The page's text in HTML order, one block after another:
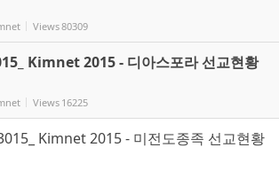
Views80309
Kimnet 2015 - 디아스포라 선교현황
Views 16225
Kimnet 2015 - 미전도종족 선교현황